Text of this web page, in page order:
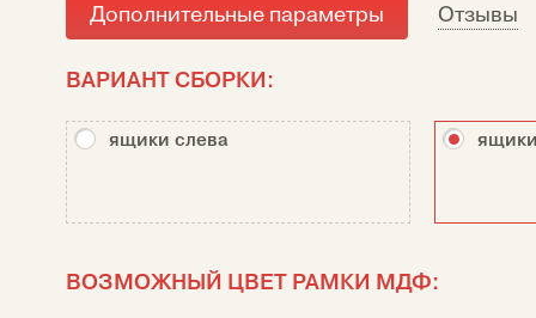
Дополнительные параметры Отзывы
ВАРИАНТ СБОРКИ:
ящики слева
ВОЗМОЖНЫЙ ЦВЕТ РАМКИ МДФ: